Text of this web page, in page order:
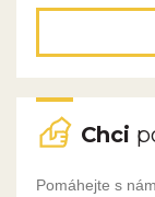
Chci
Pomáhejte s